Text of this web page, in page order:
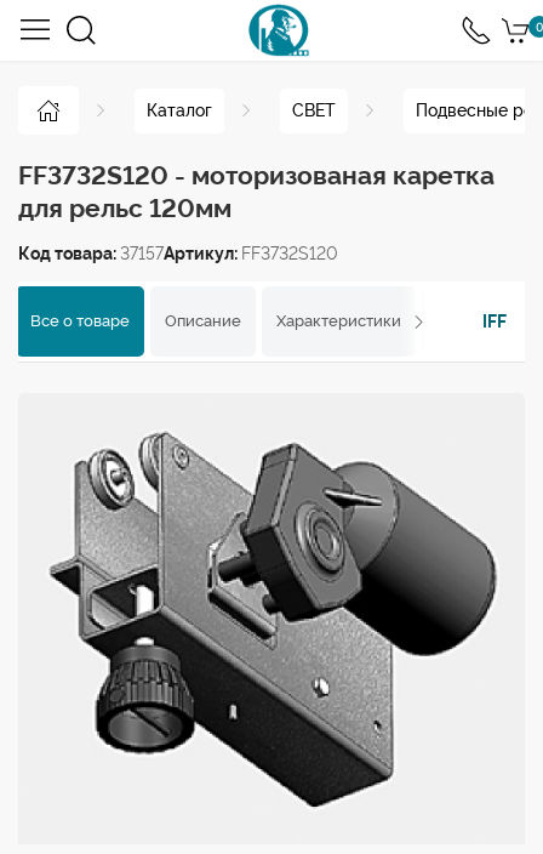
0
Каталог СВЕТ Подвесные
FF3732S120 - моторизованая каретка
для рельс 120мм
Код товара: 37157Артикул: FF3732S120
Все о товаре Описание Характеристики ОтзывыIFF